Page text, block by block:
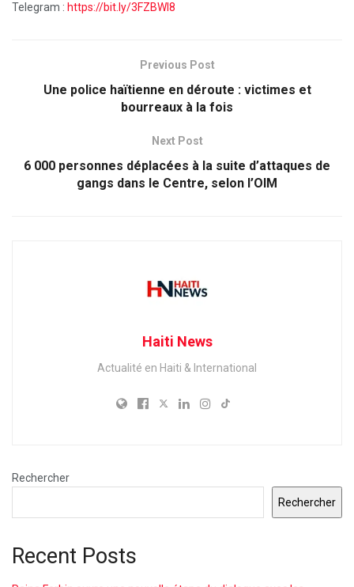
Telegram : https://bit.ly/3FZBWI8
Previous Post
Une police haïtienne en déroute : victimes et
bourreaux à la fois
Next Post
6 000 personnes déplacées à la suite d’attaques de
gangs dans le Centre, selon l’OIM
Haiti News
Actualité en Haiti & International
Rechercher
Rechercher
Recent Posts